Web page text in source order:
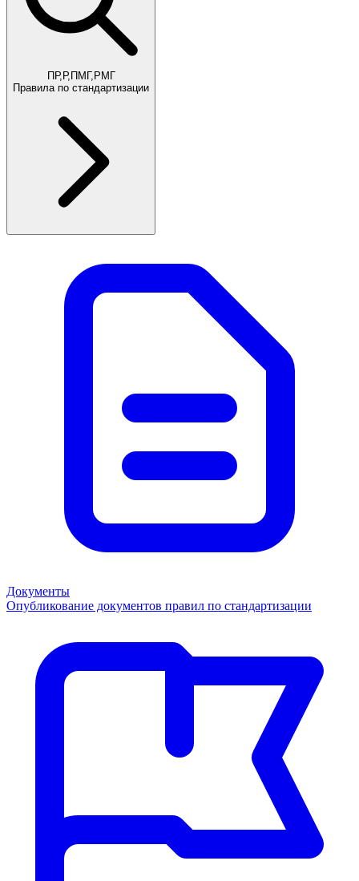
ПР,Р,ПМГ,РМГ
Правила по стандартизации
Документы
Опубликование документов правил по стандартизации